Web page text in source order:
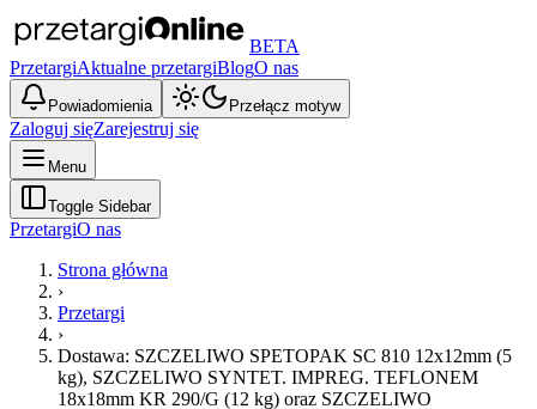
BETA
PrzetargiAktualne przetargiBlogO nas
Powiadomienia Przełącz motyw
Zaloguj sięZarejestruj się
Menu
Toggle Sidebar
PrzetargiO nas
Strona główna
›
Przetargi
›
Dostawa: SZCZELIWO SPETOPAK SC 810 12x12mm (5
kg), SZCZELIWO SYNTET. IMPREG. TEFLONEM
18x18mm KR 290/G (12 kg) oraz SZCZELIWO